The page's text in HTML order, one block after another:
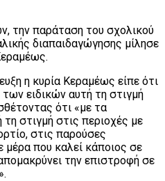
την παράταση του σχολικού
διαπαιδαγώγησης μίλησε
η κυρία Κεραμέως είπε ότι
ειδικών αυτή τη στιγμή
ότι «με τα
στιγμή στις περιοχές με
στις παρούσες
μέρα που καλεί κάποιος σε
την επιστροφή σε